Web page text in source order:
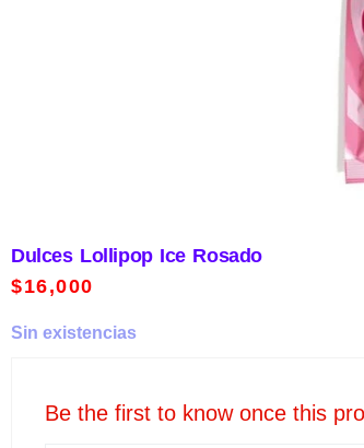
Dulces Lollipop Ice Rosado
$16,000
Sin existencias
Be the first to know once this